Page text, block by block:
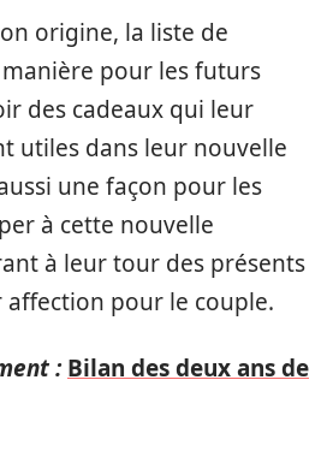
origine, la liste de
pour les futurs
des cadeaux qui leur
utiles dans leur nouvelle
une façon pour les
à cette nouvelle
à leur tour des présents
pour le couple.
: Bilan des deux ans de